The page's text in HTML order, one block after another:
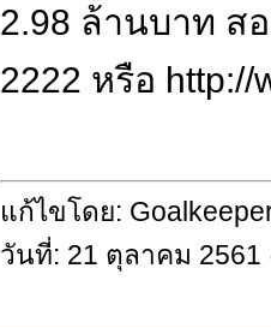
2.98 ล้านบาท ส
2222 หรือ http://
แก้ไขโดย:
วันที่: 21 ตุลาคม 2561